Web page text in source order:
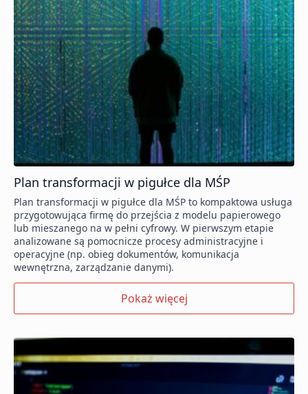
Pokaż więcej
Plan transformacji w pigułce dla MŚP
Plan transformacji w pigułce dla MŚP to kompaktowa usługa
przygotowująca firmę do przejścia z modelu papierowego
lub mieszanego na w pełni cyfrowy. W pierwszym etapie
analizowane są pomocnicze procesy administracyjne i
operacyjne (np. obieg dokumentów, komunikacja
wewnętrzna, zarządzanie danymi).